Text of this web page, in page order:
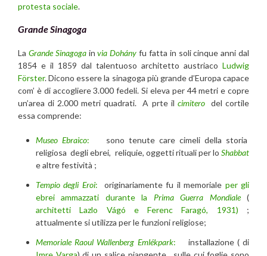
protesta sociale.
Grande Sinagoga
La Grande Sinagogainvia Dohány fu fatta in soli cinque anni dal
1854 e il 1859 dal talentuoso architetto austriaco Ludwig
Förster. Dicono essere la sinagoga più grande d’Europa capace
com’ è di accogliere 3.000 fedeli. Si eleva per 44 metri e copre
un’area di 2.000 metri quadrati. A prte il cimitero del cortile
essa comprende:
Museo Ebraico:
sono tenute care cimeli della storia
religiosa degli ebrei, reliquie, oggetti rituali per lo Shabbat
e altre festività ;
Tempio degli Eroi: originariamente fu il memoriale per gli
ebrei ammazzati durante la Prima Guerra Mondiale(
architetti Lazlo Vágó e Ferenc Faragó, 1931) ;
attualmente si utilizza per le funzioni religiose;
Memoriale Raoul Wallenberg Emlékpark:
installazione ( di